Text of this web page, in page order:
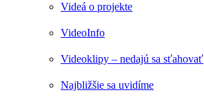
Videá o projekte
VideoInfo
Videoklipy – nedajú sa sťahovať
Najbližšie sa uvidíme